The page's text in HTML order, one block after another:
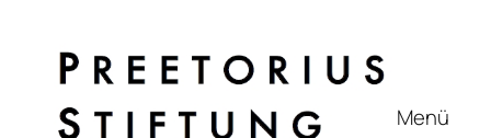
springen
Menü